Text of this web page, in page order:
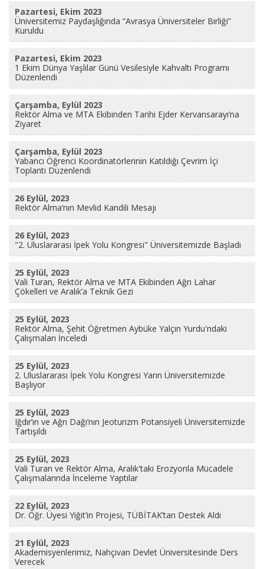
Pazartesi, Ekim 2023
Üniversitemiz Paydaşlığında “Avrasya Üniversiteler Birliği”
Kuruldu
Pazartesi, Ekim 2023
1 Ekim Dünya Yaşlılar Günü Vesilesiyle Kahvaltı Programı
Düzenlendi
Çarşamba, Eylül 2023
Rektör Alma ve MTA Ekibinden Tarihi Ejder Kervansarayı’na
Ziyaret
Çarşamba, Eylül 2023
Yabancı Öğrenci Koordinatörlerinin Katıldığı Çevrim İçi
Toplantı Düzenlendi
26 Eylül, 2023
Rektör Alma’nın Mevlid Kandili Mesajı
26 Eylül, 2023
"2. Uluslararası İpek Yolu Kongresi" Üniversitemizde Başladı
25 Eylül, 2023
Vali Turan, Rektör Alma ve MTA Ekibinden Ağrı Lahar
Çökelleri ve Aralık’a Teknik Gezi
25 Eylül, 2023
Rektör Alma, Şehit Öğretmen Aybüke Yalçın Yurdu'ndaki
Çalışmaları İnceledi
25 Eylül, 2023
2. Uluslararası İpek Yolu Kongresi Yarın Üniversitemizde
Başlıyor
25 Eylül, 2023
Iğdır’ın ve Ağrı Dağı’nın Jeoturizm Potansiyeli Üniversitemizde
Tartışıldı
25 Eylül, 2023
Vali Turan ve Rektör Alma, Aralık'taki Erozyonla Mücadele
Çalışmalarında İnceleme Yaptılar
22 Eylül, 2023
Dr. Öğr. Üyesi Yiğit’in Projesi, TÜBİTAK’tan Destek Aldı
21 Eylül, 2023
Akademisyenlerimiz, Nahçıvan Devlet Üniversitesinde Ders
Verecek